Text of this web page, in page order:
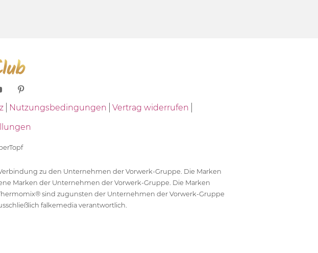
Nutzungsbedingungen
Vertrag widerrufen
zu den Unternehmen der Vorwerk-Gruppe. Die Marken
Marken der Unternehmen der Vorwerk-Gruppe. Die Marken
sind zugunsten der Unternehmen der Vorwerk-Gruppe
falkemedia verantwortlich.